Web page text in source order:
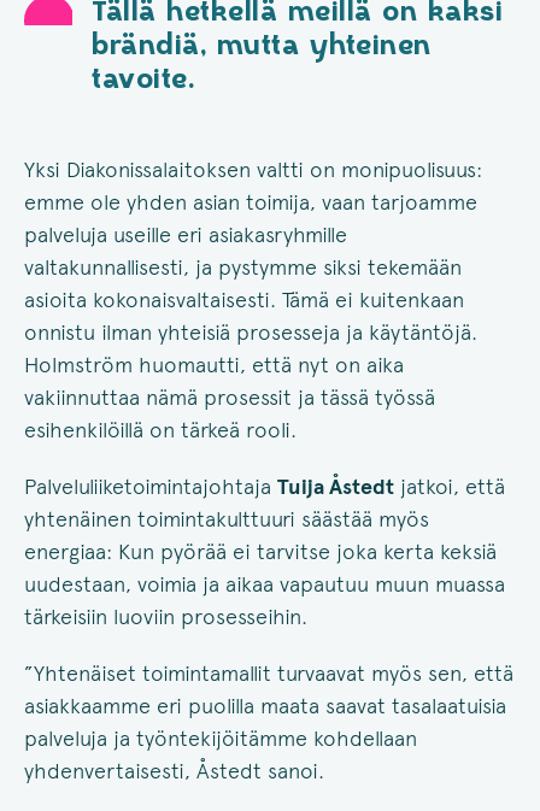
Tällä hetkellä meillä on kaksi
brändiä, mutta yhteinen
tavoite.
Yksi Diakonissalaitoksen valtti on monipuolisuus:
emme ole yhden asian toimija, vaan tarjoamme
palveluja useille eri asiakasryhmille
valtakunnallisesti, ja pystymme siksi tekemään
asioita kokonaisvaltaisesti. Tämä ei kuitenkaan
onnistu ilman yhteisiä prosesseja ja käytäntöjä.
Holmström huomautti, että nyt on aika
vakiinnuttaa nämä prosessit ja tässä työssä
esihenkilöillä on tärkeä rooli.
Palveluliiketoimintajohtaja Tuija Åstedt jatkoi, että
yhtenäinen toimintakulttuuri säästää myös
energiaa: Kun pyörää ei tarvitse joka kerta keksiä
uudestaan, voimia ja aikaa vapautuu muun muassa
tärkeisiin luoviin prosesseihin.
”Yhtenäiset toimintamallit turvaavat myös sen, että
asiakkaamme eri puolilla maata saavat tasalaatuisia
palveluja ja työntekijöitämme kohdellaan
yhdenvertaisesti, Åstedt sanoi.